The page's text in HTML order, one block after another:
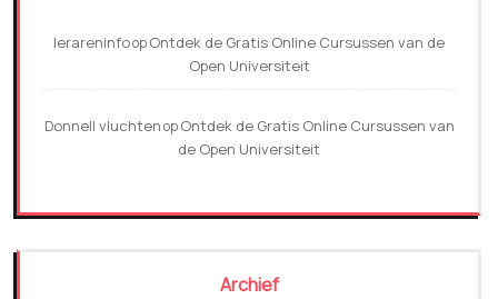
lerareninfoopOntdek de Gratis Online Cursussen van de
Open Universiteit
Donnell vluchtenopOntdek de Gratis Online Cursussen van
de Open Universiteit
Archief